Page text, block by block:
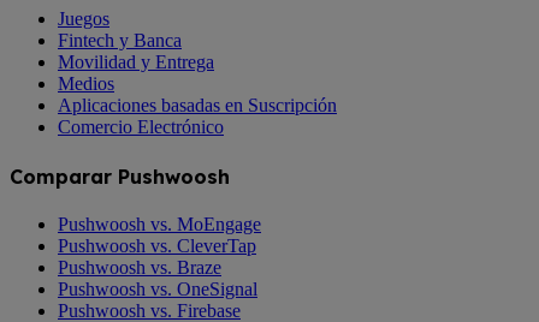
Juegos
Fintech y Banca
Movilidad y Entrega
Medios
Aplicaciones basadas en Suscripción
Comercio Electrónico
Comparar Pushwoosh
Pushwoosh vs. MoEngage
Pushwoosh vs. CleverTap
Pushwoosh vs. Braze
Pushwoosh vs. OneSignal
Pushwoosh vs. Firebase